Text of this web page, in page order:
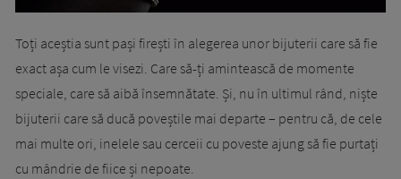
Toți aceștia sunt pași firești în alegerea unor bijuterii care să fie
exact așa cum le visezi. Care să-ți amintească de momente
speciale, care să aibă însemnătate. Și, nu în ultimul rând, niște
bijuterii care să ducă poveștile mai departe – pentru că, de cele
mai multe ori, inelele sau cerceii cu poveste ajung să fie purtați
cu mândrie de fiice și nepoate.